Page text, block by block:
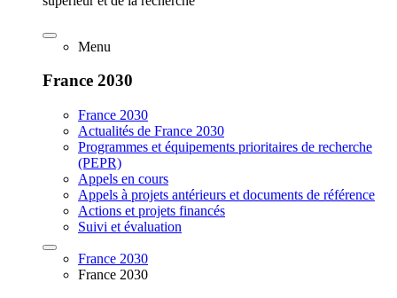
Menu
France 2030
France 2030
Actualités de France 2030
Programmes et équipements prioritaires de recherche
(PEPR)
Appels en cours
Appels à projets antérieurs et documents de référence
Actions et projets financés
Suivi et évaluation
France 2030
France 2030